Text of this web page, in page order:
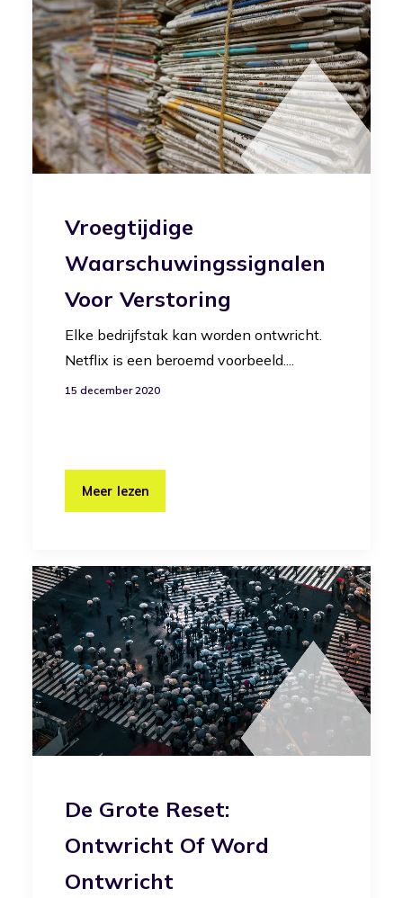
Vroegtijdige
Waarschuwingssignalen
Voor Verstoring
Elke bedrijfstak kan worden ontwricht.
Netflix is een beroemd voorbeeld....
15 december 2020
Meer lezen
De Grote Reset:
Ontwricht Of Word
Ontwricht